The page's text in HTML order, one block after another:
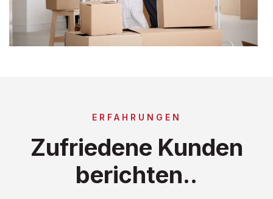
ERFAHRUNGEN
Zufriedene Kunden
berichten..